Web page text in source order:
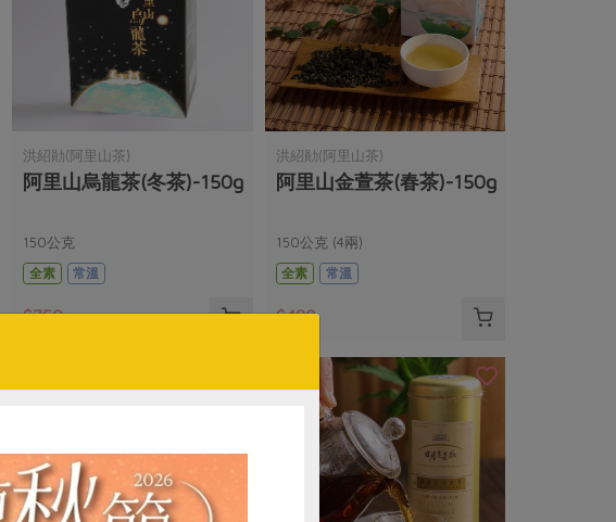
洪紹勛(阿里山茶)
阿里山烏龍茶(冬茶)-150g
150公克
全素
常溫
$750
洪紹勛(阿里山茶)
阿里山金萱茶(春茶)-150g
150公克 (4兩)
全素
常溫
$480